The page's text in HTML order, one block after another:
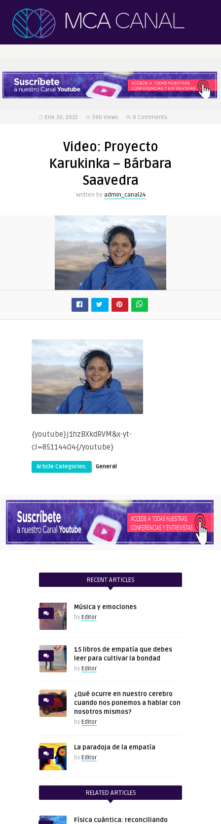
Ene 30, 2015 590 Views 0 Comments
Video: Proyecto
Karukinka – Bárbara
Saavedra
Written by admin_canal24
{youtube}j1hzBXkdRVM&x-yt-
cl=85114404{/youtube}
Article Categories: General
RECENT ARTICLES
Música y emociones
by Editor
15 libros de empatía que debes
leer para cultivar la bondad
by Editor
¿Qué ocurre en nuestro cerebro
cuando nos ponemos a hablar con
nosotros mismos?
by Editor
La paradoja de la empatía
by Editor
RELATED ARTICLES
Física cuántica: reconciliando